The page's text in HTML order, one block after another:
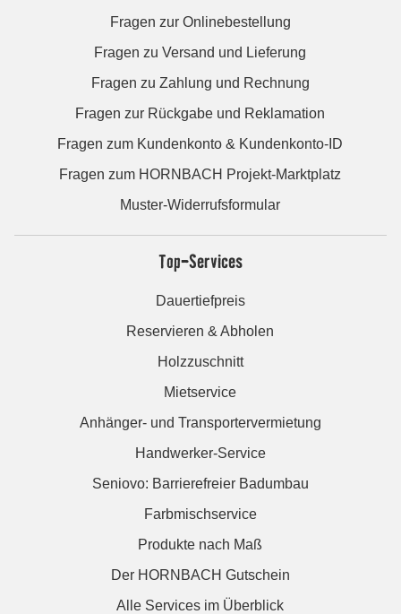
Fragen zur Onlinebestellung
Fragen zu Versand und Lieferung
Fragen zu Zahlung und Rechnung
Fragen zur Rückgabe und Reklamation
Fragen zum Kundenkonto & Kundenkonto-ID
Fragen zum HORNBACH Projekt-Marktplatz
Muster-Widerrufsformular
Top-Services
Dauertiefpreis
Reservieren & Abholen
Holzzuschnitt
Mietservice
Anhänger- und Transportervermietung
Handwerker-Service
Seniovo: Barrierefreier Badumbau
Farbmischservice
Produkte nach Maß
Der HORNBACH Gutschein
Alle Services im Überblick